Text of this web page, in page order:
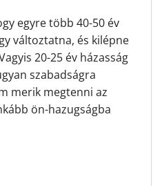
egyre több 40-50 év
változtatna, és kilépne
20-25 év házasság
szabadságra
merik megtenni az
ön-hazugságba